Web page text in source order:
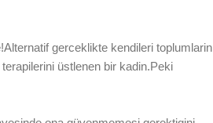
gerceklikte kendileri toplumlarin
üstlenen bir kadin.Peki